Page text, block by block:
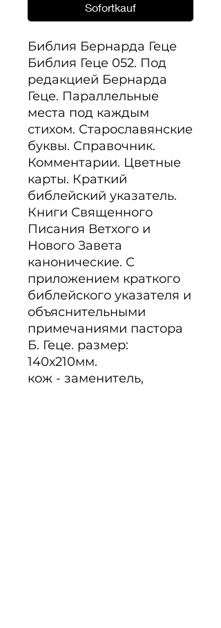
Sofortkauf
Библия Бернарда Геце
Библия Геце 052. Под
редакцией Бернарда
Геце. Параллельные
места под каждым
стихом. Старославянские
буквы. Справочник.
Комментарии. Цветные
карты. Краткий
библейский указатель.
Книги Священного
Писания Ветхого и
Нового Завета
канонические. С
приложением краткого
библейского указателя и
объяснительными
примечаниями пастора
Б. Геце. размер:
140х210мм.
кож - заменитель,